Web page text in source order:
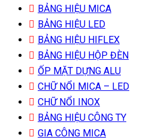
BẢNG HIỆU MICA
BẢNG HIỆU LED
BẢNG HIỆU HIFLEX
BẢNG HIỆU HỘP ĐÈN
ỐP MẶT DỰNG ALU
CHỮ NỔI MICA – LED
CHỮ NỔI INOX
BẢNG HIỆU CÔNG TY
GIA CÔNG MICA